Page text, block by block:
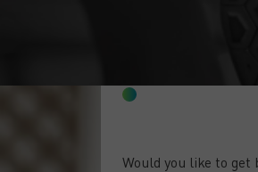
Would you like to